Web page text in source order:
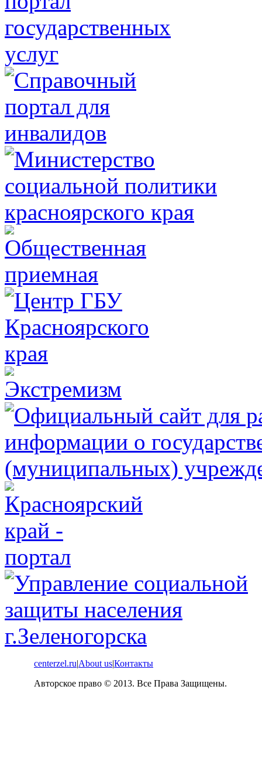
centerzel.ru|About us|Контакты
Авторское право © 2013. Все Права Защищены.